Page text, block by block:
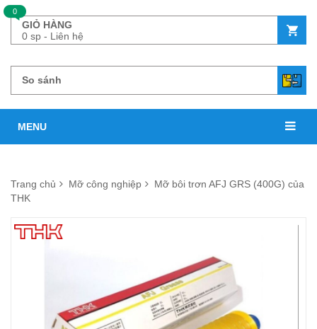
GIỎ HÀNG
0 sp - Liên hệ
0
So sánh
MENU
Trang chủ Mỡ công nghiệp
Mỡ bôi trơn AFJ GRS (400G) của
THK